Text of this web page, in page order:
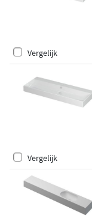
Vergelijk
Vergelijk